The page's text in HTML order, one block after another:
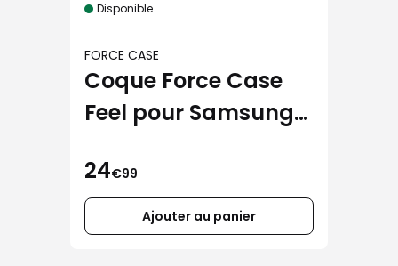
Disponible
FORCE CASE
Coque Force Case
Feel pour Samsung
24€99
Ajouter au panier